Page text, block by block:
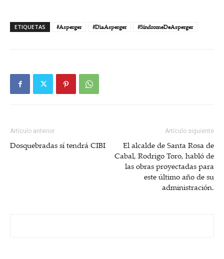
ETIQUETAS #Asperger #DìaAsperger #SíndromeDeAsperger
Artículo anterior
Dosquebradas sí tendrá CIBI
Artículo siguiente
El alcalde de Santa Rosa de
Cabal, Rodrigo Toro, habló de
las obras proyectadas para
este último año de su
administración.